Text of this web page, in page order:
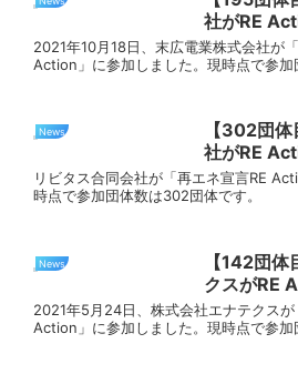
社がRE
2021年10月18日、末広電業株式会社が
Action」に参加しました。現時点で参加
News
【302団
社がRE
リビタス合同会社が「再エネ宣言RE
時点で参加団体数は302団体です。
News
【142団
クスがRE
2021年5月24日、株式会社エナテクスが
Action」に参加しました。現時点で参加